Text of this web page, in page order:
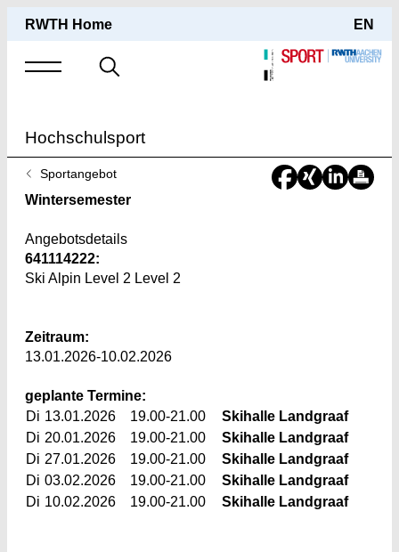
RWTH Home EN
Suche
Hochschulsport
Sie
sind
hier:
Sportangebot
Wintersemester
Angebotsdetails
641114222:
Ski Alpin Level 2 Level 2
Zeitraum:
13.01.2026-10.02.2026
geplante Termine:
Di 13.01.2026 19.00-21.00
Skihalle Landgraaf
Di 20.01.2026 19.00-21.00
Skihalle Landgraaf
Di 27.01.2026 19.00-21.00
Skihalle Landgraaf
Di 03.02.2026 19.00-21.00
Skihalle Landgraaf
Di 10.02.2026 19.00-21.00 Skihalle Landgraaf